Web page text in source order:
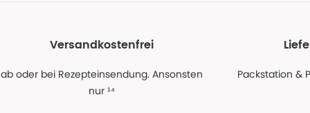
Versandkostenfrei
ab oder bei Rezepteinsendung. Ansonsten
nur ¹⁴
Packstation &